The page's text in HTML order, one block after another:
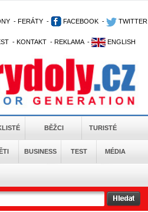
- FERÁTY - FACEBOOK - TWITTER
- KONTAKT - REKLAMA - ENGLISH
BĚŽCI TURISTÉ
BUSINESS TEST MÉDIA